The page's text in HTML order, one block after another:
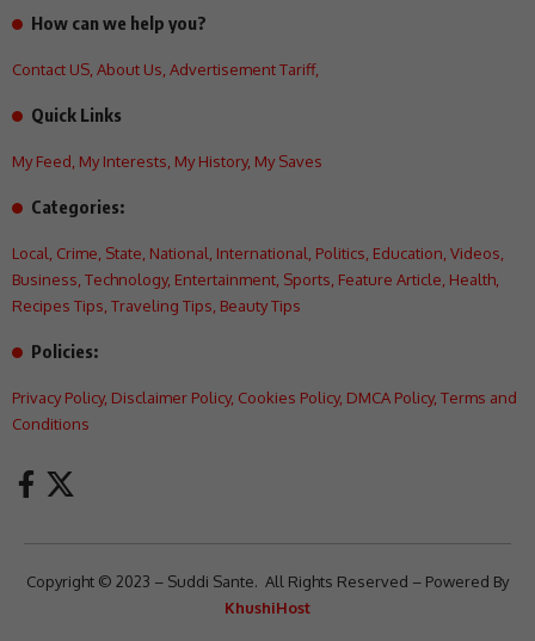
How can we help you?
Contact US, About Us, Advertisement Tariff,
Quick Links
My Feed, My Interests, My History, My Saves
Categories:
Local, Crime, State, National, International, Politics, Education, Videos,
Business, Technology, Entertainment, Sports, Feature Article, Health,
Recipes Tips, Traveling Tips, Beauty Tips
Policies:
Privacy Policy, Disclaimer Policy, Cookies Policy, DMCA Policy, Terms and
Conditions
Copyright © 2023 – Suddi Sante. All Rights Reserved – Powered By
KhushiHost